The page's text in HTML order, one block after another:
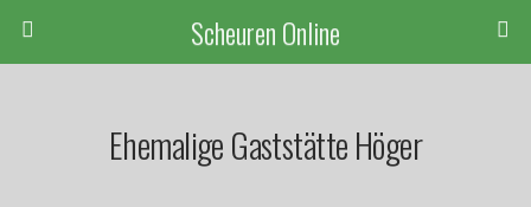
Scheuren Online
Ehemalige Gaststätte Höger